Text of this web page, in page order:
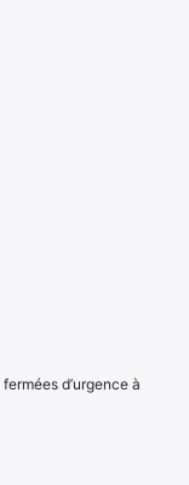
d’urgence à